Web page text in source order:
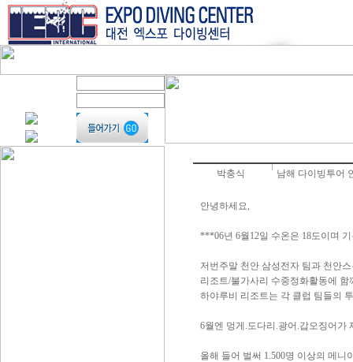
박충식 남해 다이빙투어
안녕하세요,
***06년 6월12일 수온은 18도이며
저번주말 천안 삼성전자 팀과 천안
리조트/불가사리 수중정화활동에
하야루비 리조트는 각 클럽 팀들의
6월엔 멍게.도다리.광어.갑오징어가
올해 들어 벌써 1.500명 이상의 메